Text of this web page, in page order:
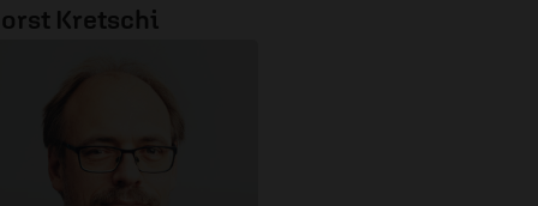
Kretschi